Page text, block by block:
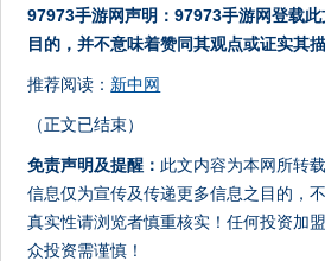
97973手游网声明：97973手游网登载
目的，并不意味着赞同其观点或证实其描
推荐阅读： 新中网
（正文已结束）
免责声明及提醒： 此文内容为本网所转
信息仅为宣传及传递更多信息之目的，
真实性请浏览者慎重核实！任何投资加
众投资需谨慎！